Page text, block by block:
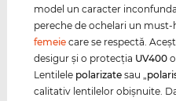
model un caracter
pereche de ochelari un
femeie care se respectă.
desigur şi o protecţia UV400
Lentilele polarizate sau „
calitativ lentilelor obişnuite.